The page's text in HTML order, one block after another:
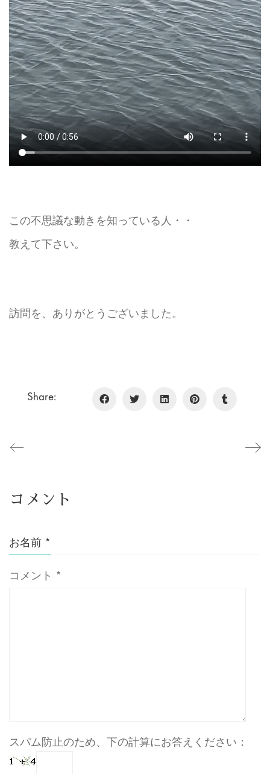
この不思議な動きを知っている人・・
教えて下さい。
訪問を、ありがとうございました。
Share:
コメント
お名前 *
コメント *
スパム防止のため、下の計算にお答えください：